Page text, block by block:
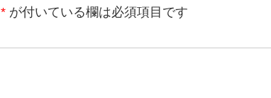
*が付いている欄は必須項目です